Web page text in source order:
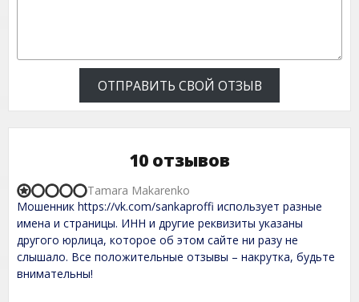
ОТПРАВИТЬ СВОЙ ОТЗЫВ
10 отзывов
R
a
t
d
1
,
Мошенник https://vk.com/sankaproffi использует разные
имена и страницы. ИНН и другие реквизиты указаны
другого юрлица, которое об этом сайте ни разу не
слышало. Все положительные отзывы – накрутка, будьте
внимательны!
Tamara Makarenko